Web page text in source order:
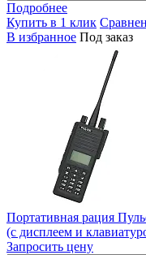
Подробнее
Купить в 1 клик
В избранное Под заказ
Портативная рация
(с дисплеем и
Запросить цену